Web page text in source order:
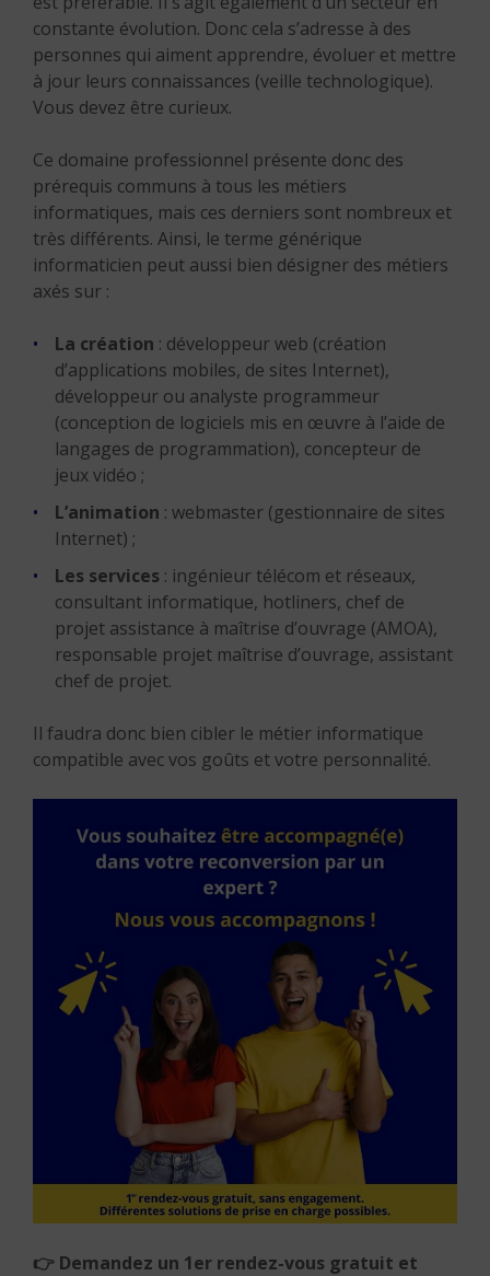
constante évolution. Donc cela s’adresse à des
personnes qui aiment apprendre, évoluer et mettre
à jour leurs connaissances (veille technologique).
Vous devez être curieux.
Ce domaine professionnel présente donc des
prérequis communs à tous les métiers
informatiques, mais ces derniers sont nombreux et
très différents. Ainsi, le terme générique
informaticien peut aussi bien désigner des métiers
axés sur :
La création : développeur web (création
d’applications mobiles, de sites Internet),
développeur ou analyste programmeur
(conception de logiciels mis en œuvre à l’aide de
langages de programmation), concepteur de
jeux vidéo ;
L’animation : webmaster (gestionnaire de sites
Internet) ;
Les services : ingénieur télécom et réseaux,
consultant informatique, hotliners, chef de
projet assistance à maîtrise d’ouvrage (AMOA),
responsable projet maîtrise d’ouvrage, assistant
chef de projet.
Il faudra donc bien cibler le métier informatique
compatible avec vos goûts et votre personnalité.
👉 Demandez un 1er rendez-vous gratuit et